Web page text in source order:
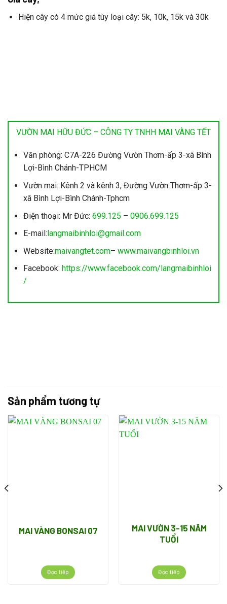
Hiện cây có 4 mức giá tùy loại cây: 5k, 10k, 15k và 30k
VƯỜN MAI HỮU ĐỨC – CÔNG TY TNHH MAI VÀNG TẾT
Văn phòng: C7A-226 Đường Vườn Thơm-ấp 3-xã Bình
Lợi-Bình Chánh-TPHCM
Vườn mai: Kênh 2 và kênh 3, Đường Vườn Thơm-ấp 3-
xã Bình Lợi-Bình Chánh-Tphcm
Điện thoại: Mr Đức: 699.125 – 0906.699.125
E-mail:langmaibinhloi@gmail.com
Website:maivangtet.com– www.maivangbinhloi.vn
Facebook: https://www.facebook.com/langmaibinhloi
/
Sản phẩm tương tự
MAI VÀNG BONSAI 07
Đọc tiếp
MAI VƯỜN 3-15 NĂM
TUỔI
Đọc tiếp